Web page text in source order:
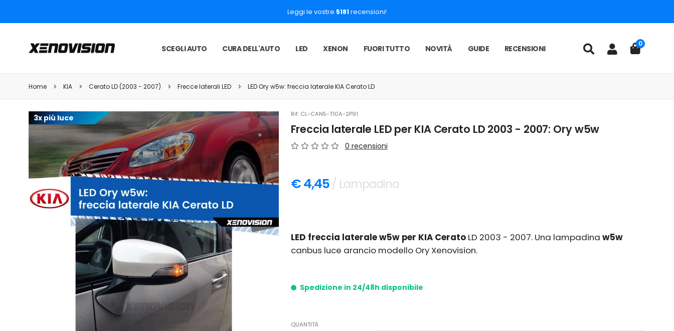
Leggi le vostre 5181recensioni!
SCEGLI AUTO CURA DELL'AUTO LED XENON FUORI TUTTO NOVITÀ GUIDE RECENSIONI
0
Home KIA Cerato LD (2003 - 2007) Frecce laterali LED LED Ory w5w: freccia laterale KIA Cerato LD
3x più luce Rif. CL-CAN5-T10A-2P91
Freccia laterale LED per KIA Cerato LD 2003 - 2007: Ory w5w
0 recensioni
€ 4,45 / Lampadina
LED freccia laterale w5w per KIA CeratoLD 2003 - 2007. Una lampadina w5w
canbus luce arancio modello Ory Xenovision.
Spedizione in 24/48h disponibile
QUANTITÀ